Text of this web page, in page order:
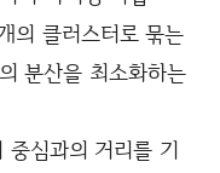
의 클러스터로 묶는
분산을 최소화하는
심과의 거리를 기